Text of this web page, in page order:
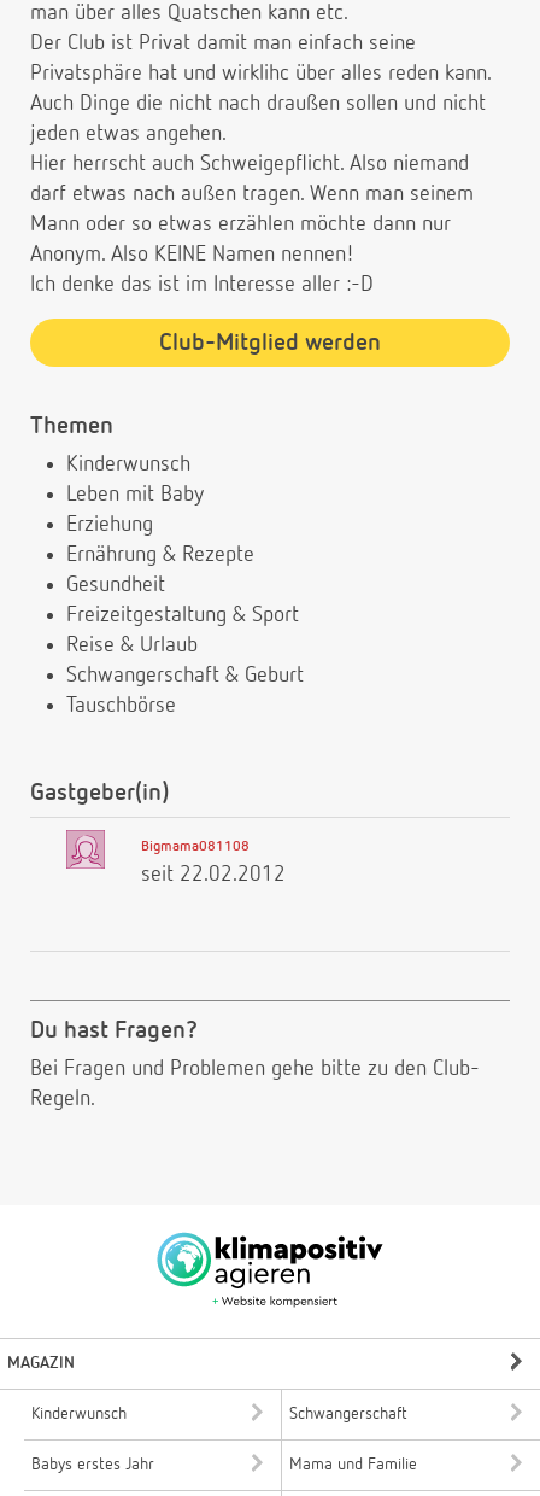
man über alles Quatschen kann etc.
Der Club ist Privat damit man einfach seine
Privatsphäre hat und wirklihc über alles reden kann.
Auch Dinge die nicht nach draußen sollen und nicht
jeden etwas angehen.
Hier herrscht auch Schweigepflicht. Also niemand
darf etwas nach außen tragen. Wenn man seinem
Mann oder so etwas erzählen möchte dann nur
Anonym. Also KEINE Namen nennen!
Ich denke das ist im Interesse aller :-D
Club-Mitglied werden
Themen
Kinderwunsch
Leben mit Baby
Erziehung
Ernährung & Rezepte
Gesundheit
Freizeitgestaltung & Sport
Reise & Urlaub
Schwangerschaft & Geburt
Tauschbörse
Gastgeber(in)
Bigmama081108
seit 22.02.2012
Du hast Fragen?
Bei Fragen und Problemen gehe bitte zu den Club-
Regeln.
MAGAZIN
Kinderwunsch Schwangerschaft
Babys erstes Jahr Mama und Familie